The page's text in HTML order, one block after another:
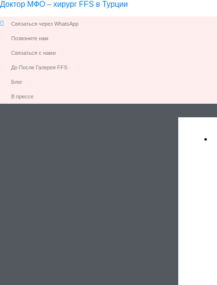
Доктор МФО – хирург FFS в Турции
Связаться через WhatsApp
Позвоните нам
Связаться с нами
До После Галерея FFS
Блог
В прессе